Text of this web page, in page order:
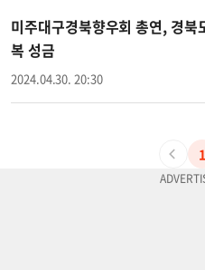
미주대구경북향우회 총연, 경북
복 성금
2024.04.30. 20:30
1